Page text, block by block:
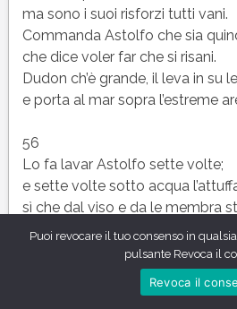
ma sono i suoi risforzi tutti vani.
Commanda Astolfo che sia
che dice voler far che si risani.
Dudon ch’è grande, il leva in su
e porta al mar sopra l’estreme
56
Lo fa lavar Astolfo sette volte;
e sette volte sotto acqua
sì che dal viso e da le membra
leva la brutta rugine e la muffa:
poi con certe erbe, a questo
la bocca chiuder fa, che soffia e
che non volea ch’avesse altro
Puoi revocare il tuo consenso in
pulsante Revoca il
Revoca il